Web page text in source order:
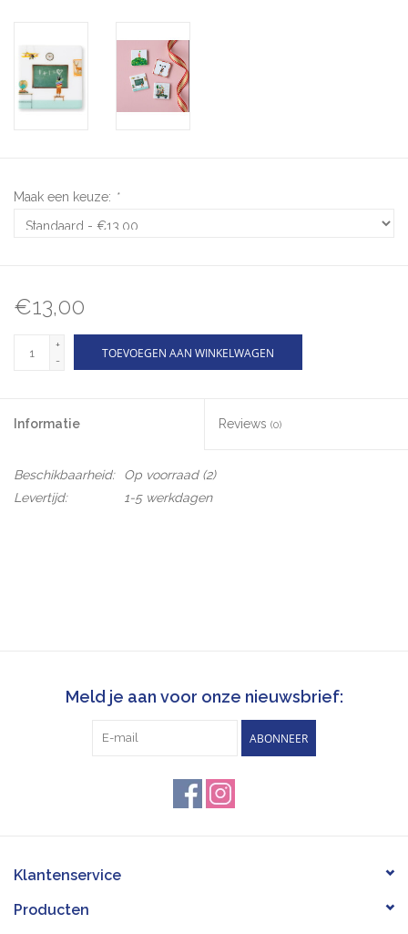
Maak een keuze: *
€13,00
+
-
TOEVOEGEN AAN WINKELWAGEN
Informatie Reviews (0)
Beschikbaarheid: Op voorraad(2)
Levertijd:
1-5 werkdagen
Meld je aan voor onze nieuwsbrief:
ABONNEER
Klantenservice
Producten